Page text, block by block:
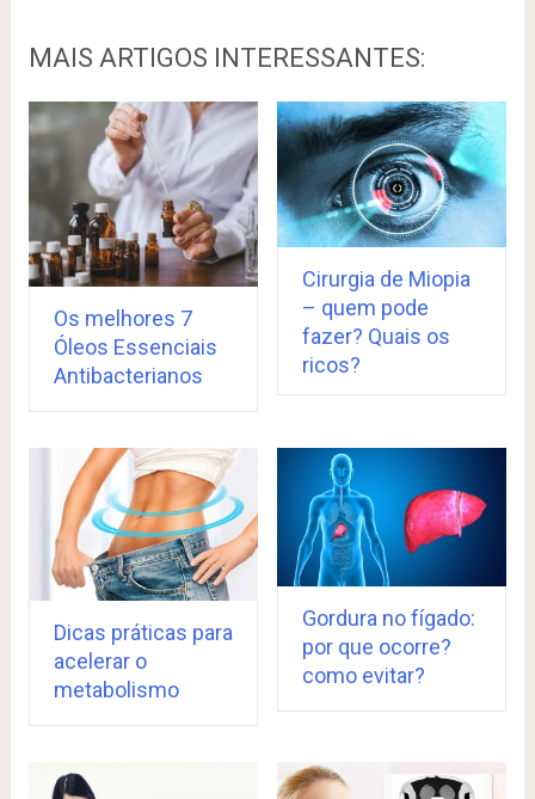
MAIS ARTIGOS INTERESSANTES:
Os melhores 7
Óleos Essenciais
Antibacterianos
Cirurgia de Miopia
– quem pode
fazer? Quais os
ricos?
Dicas práticas para
acelerar o
metabolismo
Gordura no fígado:
por que ocorre?
como evitar?